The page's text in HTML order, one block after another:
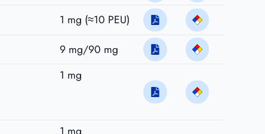
1 mg (≈10 PEU)
9 mg/90 mg
1 mg